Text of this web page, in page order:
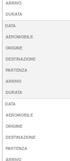
ARRIVO
DURATA
DATA
AEROMOBILE
ORIGINE
DESTINAZIONE
PARTENZA
ARRIVO
DURATA
DATA
AEROMOBILE
ORIGINE
DESTINAZIONE
PARTENZA
ARRIVO